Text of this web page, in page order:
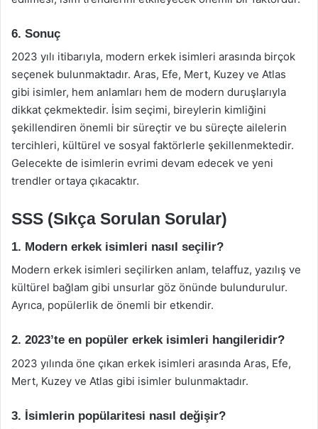
6. Sonuç
2023 yılı itibarıyla, modern erkek isimleri arasında birçok
seçenek bulunmaktadır. Aras, Efe, Mert, Kuzey ve Atlas
gibi isimler, hem anlamları hem de modern duruşlarıyla
dikkat çekmektedir. İsim seçimi, bireylerin kimliğini
şekillendiren önemli bir süreçtir ve bu süreçte ailelerin
tercihleri, kültürel ve sosyal faktörlerle şekillenmektedir.
Gelecekte de isimlerin evrimi devam edecek ve yeni
trendler ortaya çıkacaktır.
SSS (Sıkça Sorulan Sorular)
1. Modern erkek isimleri nasıl seçilir?
Modern erkek isimleri seçilirken anlam, telaffuz, yazılış ve
kültürel bağlam gibi unsurlar göz önünde bulundurulur.
Ayrıca, popülerlik de önemli bir etkendir.
2. 2023’te en popüler erkek isimleri hangileridir?
2023 yılında öne çıkan erkek isimleri arasında Aras, Efe,
Mert, Kuzey ve Atlas gibi isimler bulunmaktadır.
3. İsimlerin popülaritesi nasıl değişir?